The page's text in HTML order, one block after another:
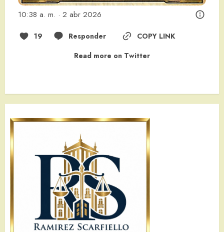
10:38 a. m. · 2 abr 2026
19 Responder
COPY LINK
Read more on Twitter